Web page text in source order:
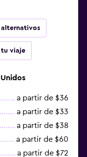
viaje
a partir de $36
a partir de $33
a partir de $38
a partir de $60
a partir de $72